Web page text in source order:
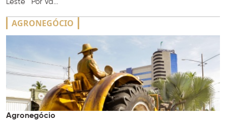
AGRONEGÓCIO
Agronegócio